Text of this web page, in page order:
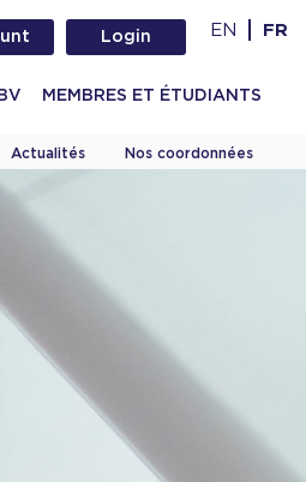
Login EN FR
MEMBRES ET ÉTUDIANTS
Actualités Nos coordonnées